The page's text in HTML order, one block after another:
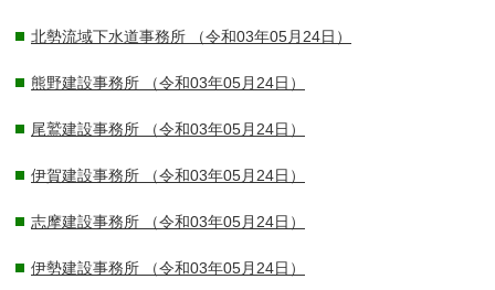
北勢流域下水道事務所 （令和03年05月24日）
熊野建設事務所 （令和03年05月24日）
尾鷲建設事務所 （令和03年05月24日）
伊賀建設事務所 （令和03年05月24日）
志摩建設事務所 （令和03年05月24日）
伊勢建設事務所 （令和03年05月24日）